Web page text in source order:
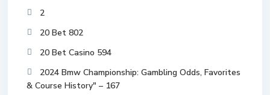
2
20 Bet 802
20 Bet Casino 594
2024 Bmw Championship: Gambling Odds, Favorites
& Course History" – 167